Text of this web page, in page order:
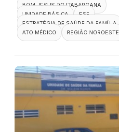
BOM JESUS DO ITABAPOANA
UNIDADE BÁSICA
ESF
ESTRATÉGIA DE SAÚDE DA FAMÍLIA
ATO MÉDICO
REGIÃO NOROESTE